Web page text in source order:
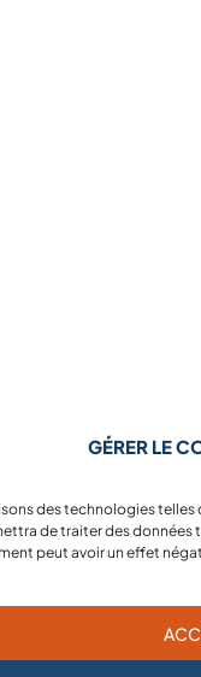
GÉRER LE
des technologies
de traiter des
peut avoir un effet